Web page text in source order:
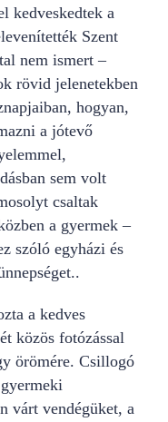
kedveskedtek a
Szent
nem ismert –
rövid jelenetekben
hogyan,
a jótevő
sem volt
csaltak
a gyermek –
szóló egyházi és
a kedves
közös fotózással
örömére. Csillogó
várt vendégüket, a